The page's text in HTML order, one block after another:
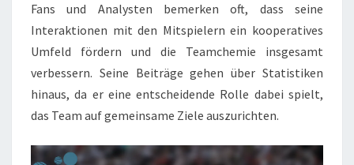
Fans und Analysten bemerken oft, dass seine
Interaktionen mit den Mitspielern ein kooperatives
Umfeld fördern und die Teamchemie insgesamt
verbessern. Seine Beiträge gehen über Statistiken
hinaus, da er eine entscheidende Rolle dabei spielt,
das Team auf gemeinsame Ziele auszurichten.